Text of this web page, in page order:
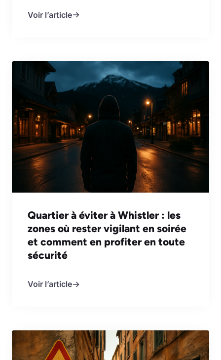
Voir l’article
Quartier à éviter à Whistler : les
zones où rester vigilant en soirée
et comment en profiter en toute
sécurité
Voir l’article